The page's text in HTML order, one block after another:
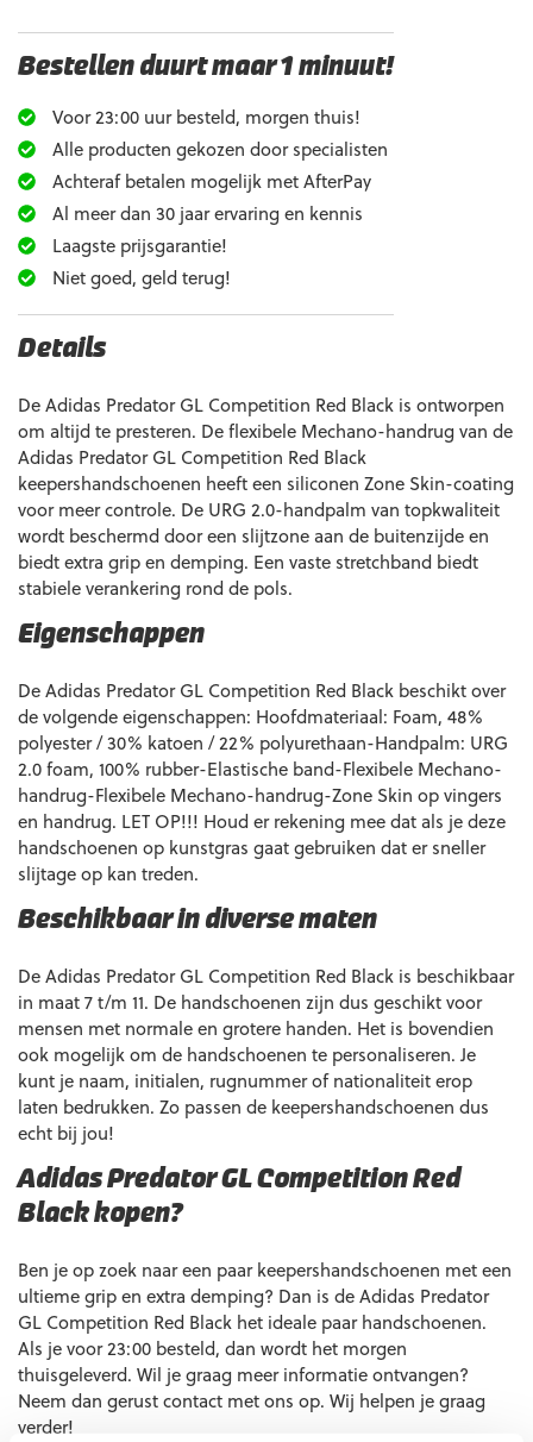
Bestellen duurt maar 1 minuut!
Voor 23:00 uur besteld, morgen thuis!
Alle producten gekozen door specialisten
Achteraf betalen mogelijk met AfterPay
Al meer dan 30 jaar ervaring en kennis
Laagste prijsgarantie!
Niet goed, geld terug!
Details
De Adidas Predator GL Competition Red Black is ontworpen
om altijd te presteren. De flexibele Mechano-handrug van de
Adidas Predator GL Competition Red Black
keepershandschoenen heeft een siliconen Zone Skin-coating
voor meer controle. De URG 2.0-handpalm van topkwaliteit
wordt beschermd door een slijtzone aan de buitenzijde en
biedt extra grip en demping. Een vaste stretchband biedt
stabiele verankering rond de pols.
Eigenschappen
De Adidas Predator GL Competition Red Black beschikt over
de volgende eigenschappen: Hoofdmateriaal: Foam, 48%
polyester / 30% katoen / 22% polyurethaan-Handpalm: URG
2.0 foam, 100% rubber-Elastische band-Flexibele Mechano-
handrug-Flexibele Mechano-handrug-Zone Skin op vingers
en handrug. LET OP!!! Houd er rekening mee dat als je deze
handschoenen op kunstgras gaat gebruiken dat er sneller
slijtage op kan treden.
Beschikbaar in diverse maten
De Adidas Predator GL Competition Red Black is beschikbaar
in maat 7 t/m 11. De handschoenen zijn dus geschikt voor
mensen met normale en grotere handen. Het is bovendien
ook mogelijk om de handschoenen te personaliseren. Je
kunt je naam, initialen, rugnummer of nationaliteit erop
laten bedrukken. Zo passen de keepershandschoenen dus
echt bij jou!
Adidas Predator GL Competition Red
Black kopen?
Ben je op zoek naar een paar keepershandschoenen met een
ultieme grip en extra demping? Dan is de Adidas Predator
GL Competition Red Black het ideale paar handschoenen.
Als je voor 23:00 besteld, dan wordt het morgen
thuisgeleverd. Wil je graag meer informatie ontvangen?
Neem dan gerust contact met ons op. Wij helpen je graag
verder!